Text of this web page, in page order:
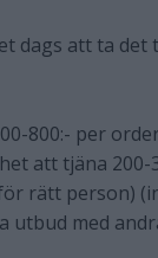
dags att ta det
800:- per
att tjäna 200-
rätt person)
utbud med